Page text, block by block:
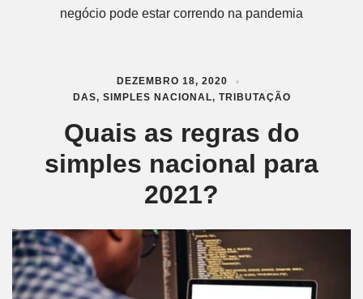
negócio pode estar correndo na pandemia
DEZEMBRO 18, 2020
DAS, SIMPLES NACIONAL, TRIBUTAÇÃO
Quais as regras do
simples nacional para
2021?